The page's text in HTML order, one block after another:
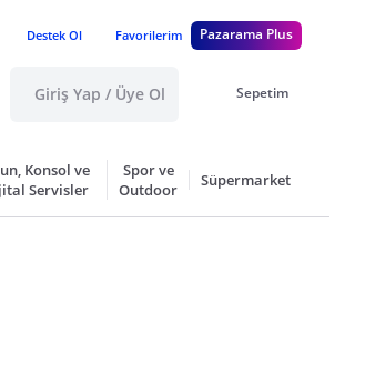
Destek Ol Favorilerim Pazarama Plus
Giriş Yap / Üye Ol Sepetim
Konsol ve
Servisler
Spor ve
Outdoor
Süpermarket